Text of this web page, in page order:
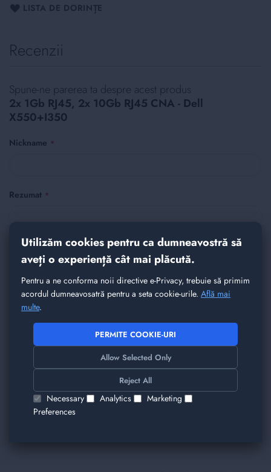
Utilizăm cookies pentru ca dumneavostră să
aveți o experiență cât mai plăcută.
Pentru a ne conforma noii directive e-Privacy, trebuie să primim
acordul dumneavosatră pentru a seta cookie-urile. Află mai
multe.
PERMITE COOKIE-URI
Allow Selected Only
Reject All
Necessary Analytics
Marketing
Preferences
LISTA DE DORINȚE
Recenzii
Spune-ne parerea ta despre acest produs
2x 1Gb RJ45, 2x 10Gb RJ45 CNA - Dell
X550+I350
Nickname
Rezumat
Recenzie
TRIMITE
Am găsit alte produse care v-ar plăcea!